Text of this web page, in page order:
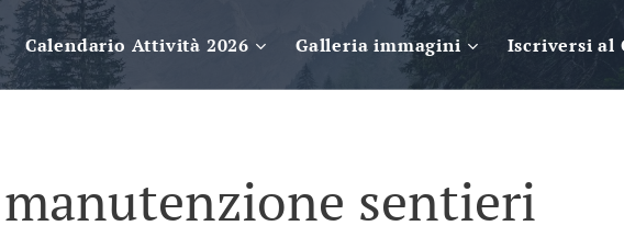
Calendario Attività 2026 Galleria immagini Iscriversi al
sentieri